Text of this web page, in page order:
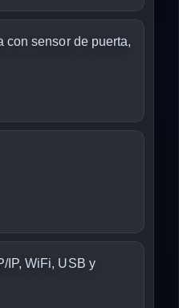
con sensor de puerta,
IP, WiFi, USB y